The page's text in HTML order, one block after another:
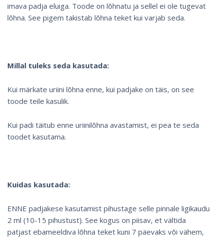
imava padja eluiga. Toode on lõhnatu ja sellel ei ole tugevat
lõhna. See pigem takistab lõhna teket kui varjab seda.
Millal tuleks seda kasutada:
Kui märkate uriini lõhna enne, kui padjake on täis, on see
toode teile kasulik.
Kui padi täitub enne uriinilõhna avastamist, ei pea te seda
toodet kasutama.
Kuidas kasutada:
ENNE padjakese kasutamist pihustage selle pinnale ligikaudu
2 ml (10-15 pihustust). See kogus on piisav, et vältida
patjast ebameeldiva lõhna teket kuni 7 päevaks või vähem,